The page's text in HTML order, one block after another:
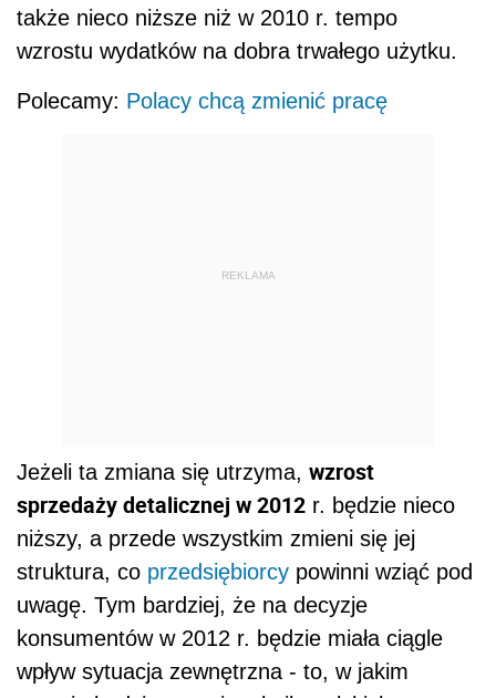
także nieco niższe niż w 2010 r. tempo
wzrostu wydatków na dobra trwałego użytku.
Polecamy: Polacy chcą zmienić pracę
REKLAMA
Jeżeli ta zmiana się utrzyma, wzrost
sprzedaży detalicznej w 2012 r. będzie nieco
niższy, a przede wszystkim zmieni się jej
struktura, co przedsiębiorcy powinni wziąć pod
uwagę. Tym bardziej, że na decyzje
konsumentów w 2012 r. będzie miała ciągle
wpływ sytuacja zewnętrzna - to, w jakim